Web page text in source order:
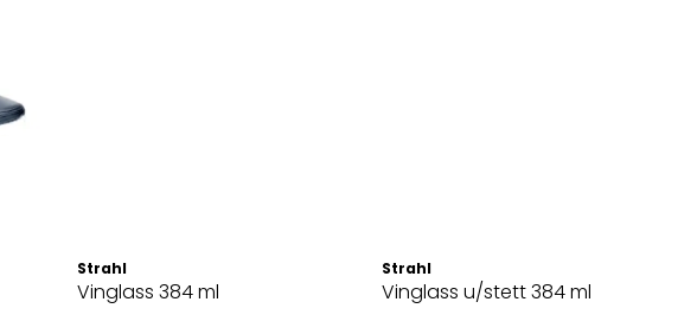
Strahl
Vinglass 384 ml
Strahl
Vinglass u/stett 384 ml